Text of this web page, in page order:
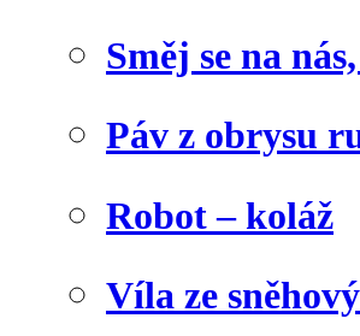
Směj se na
Páv z obrysu
Robot – koláž
Víla ze